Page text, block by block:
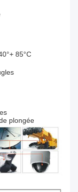
85°C
plongée